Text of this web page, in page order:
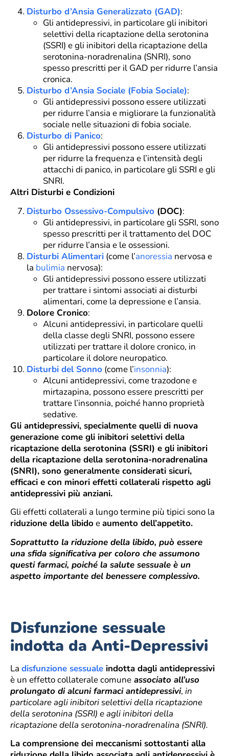
Disturbo d’Ansia Generalizzato (GAD):
Gli antidepressivi, in particolare gli inibitori
selettivi della ricaptazione della serotonina
(SSRI) e gli inibitori della ricaptazione della
serotonina-noradrenalina (SNRI), sono
spesso prescritti per il GAD per ridurre l’ansia
cronica.
Disturbo d’Ansia Sociale (Fobia Sociale):
Gli antidepressivi possono essere utilizzati
per ridurre l’ansia e migliorare la funzionalità
sociale nelle situazioni di fobia sociale.
Disturbo di Panico:
Gli antidepressivi possono essere utilizzati
per ridurre la frequenza e l’intensità degli
attacchi di panico, in particolare gli SSRI e gli
SNRI.
Altri Disturbi e Condizioni
Disturbo Ossessivo-Compulsivo (DOC):
Gli antidepressivi, in particolare gli SSRI, sono
spesso prescritti per il trattamento del DOC
per ridurre l’ansia e le ossessioni.
Disturbi Alimentari (come l’anoressia nervosa e
la bulimia nervosa):
Gli antidepressivi possono essere utilizzati
per trattare i sintomi associati ai disturbi
alimentari, come la depressione e l’ansia.
Dolore Cronico:
Alcuni antidepressivi, in particolare quelli
della classe degli SNRI, possono essere
utilizzati per trattare il dolore cronico, in
particolare il dolore neuropatico.
Disturbi del Sonno (come l’insonnia):
Alcuni antidepressivi, come trazodone e
mirtazapina, possono essere prescritti per
trattare l’insonnia, poiché hanno proprietà
sedative.
Gli antidepressivi, specialmente quelli di nuova
generazione come gli inibitori selettivi della
ricaptazione della serotonina (SSRI) e gli inibitori
della ricaptazione della serotonina-noradrenalina
(SNRI), sono generalmente considerati sicuri,
efficaci e con minori effetti collaterali rispetto agli
antidepressivi più anziani.
Gli effetti collaterali a lungo termine più tipici sono la
riduzione della libidoeaumento dell’appetito.
Soprattutto la riduzione della libido, può essere
una sfida significativa per coloro che assumono
questi farmaci, poiché la salute sessuale è un
aspetto importante del benessere complessivo.
Disfunzione sessuale
indotta da Anti-Depressivi
La disfunzione sessuale indotta dagli antidepressivi
è un effetto collaterale comune associato all’uso
prolungato di alcuni farmaci antidepressivi, in
particolare agli inibitori selettivi della ricaptazione
della serotonina (SSRI) e agli inibitori della
ricaptazione della serotonina-noradrenalina (SNRI).
La comprensione dei meccanismi sottostanti alla